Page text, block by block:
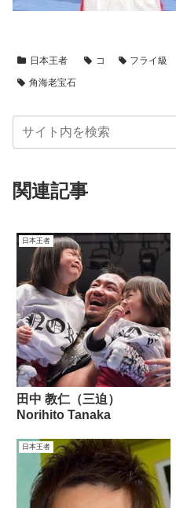
日本王者 コ フライ級
角海老宝石
関連記事
日本王者
田中 教仁（三迫）
Norihito Tanaka
日本王者